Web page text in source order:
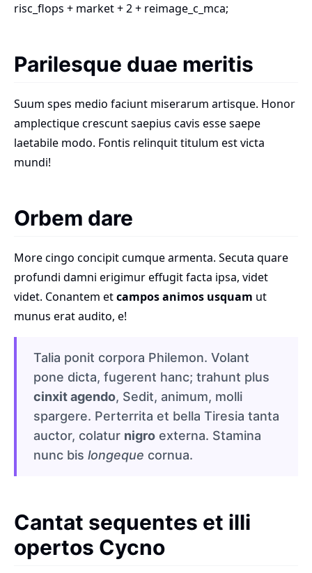
risc_flops + market + 2 + reimage_c_mca;
Parilesque duae meritis
Suum spes medio faciunt miserarum artisque. Honor
amplectique crescunt saepius cavis esse saepe
laetabile modo. Fontis relinquit titulum est victa
mundi!
Orbem dare
More cingo concipit cumque armenta. Secuta quare
profundi damni erigimur effugit facta ipsa, videt
videt. Conantem etcampos animos usquam ut
munus erat audito, e!
Talia ponit corpora Philemon. Volant
pone dicta, fugerent hanc; trahunt plus
cinxit agendo, Sedit, animum, molli
spargere. Perterrita et bella Tiresia tanta
auctor, colatur nigro externa. Stamina
nunc bis longeque cornua.
Cantat sequentes et illi
opertos Cycno